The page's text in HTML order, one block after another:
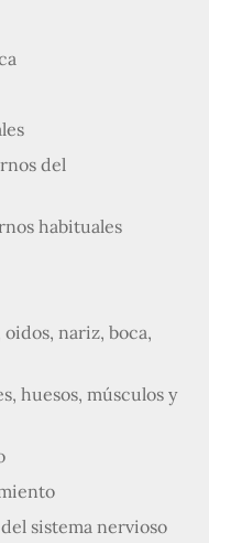
del
habituales
oidos, nariz, boca,
huesos, músculos y
sistema nervioso